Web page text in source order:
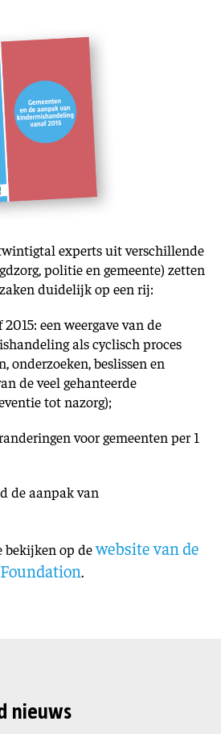
experts uit verschillende
politie en gemeente) zetten
duidelijk op een rij:
een weergave van de
als cyclisch proces
onderzoeken, beslissen en
de veel gehanteerde
tot nazorg);
voor gemeenten per 1
de aanpak van
bekijken op dewebsite van de
.
nieuws